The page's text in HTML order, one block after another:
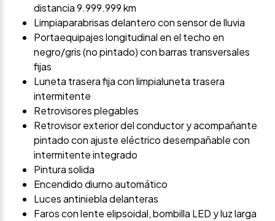
distancia 9.999.999 km
Limpiaparabrisas delantero con sensor de lluvia
Portaequipajes longitudinal en el techo en
negro/gris (no pintado) con barras transversales
fijas
Luneta trasera fija con limpialuneta trasera
intermitente
Retrovisores plegables
Retrovisor exterior del conductor y acompañante
pintado con ajuste eléctrico desempañable con
intermitente integrado
Pintura solida
Encendido diurno automático
Luces antiniebla delanteras
Faros con lente elipsoidal, bombilla LED y luz larga